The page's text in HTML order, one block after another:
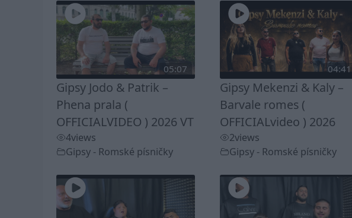
05:07
Gipsy Jodo & Patrik –
Phena prala (
OFFICIALVIDEO ) 2026 VT
4views
Gipsy - Romské písničky
04:41
Gipsy Mekenzi & Kaly –
Barvale romes (
OFFICIALvideo ) 2026
2views
Gipsy - Romské písničky